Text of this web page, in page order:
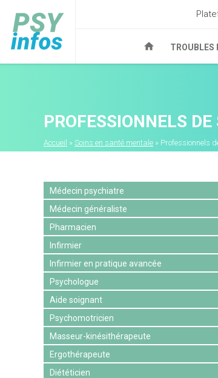
TROUBLES
PROFESSIONNELS
Fil
d'Ariane
Accueil Soins en santé mentale Professionnels
Médecin psychiatre
Médecin généraliste
Pharmacien
Infirmier
Infirmier en pratique avancée
Psychologue
Aide soignant
Psychomotricien
Masseur-kinésithérapeute
Ergothérapeute
Diététicien